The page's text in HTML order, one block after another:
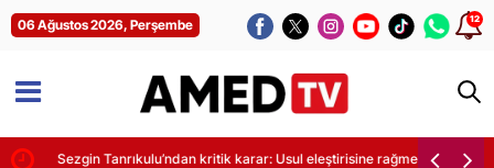
06 Ağustos 2026, Perşembe 12
Sezgin Tanrıkulu’ndan kritik karar: Usul eleştirisine rağmen 'Evet'